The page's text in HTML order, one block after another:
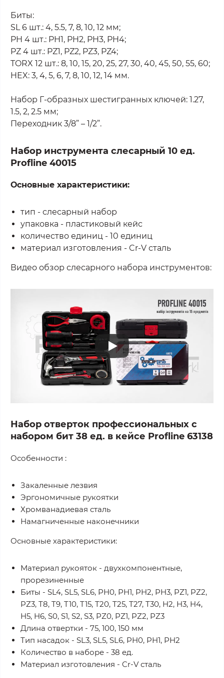
Биты:
SL 6 шт.: 4, 5.5, 7, 8, 10, 12 мм;
PH 4 шт.: PH1, PH2, PH3, PH4;
PZ 4 шт.: PZ1, PZ2, PZ3, PZ4;
TORX 12 шт.: 8, 10, 15, 20, 25, 27, 30, 40, 45, 50, 55, 60;
HEX: 3, 4, 5, 6, 7, 8, 10, 12, 14 мм.
Набор Г-образных шестигранных ключей: 1.27,
1.5, 2, 2.5 мм;
Переходник 3/8” – 1/2”.
Набор инструмента слесарный 10 ед.
Profline 40015
Основные характеристики:
тип - слесарный набор
упаковка - пластиковый кейс
количество единиц - 10 единиц
материал изготовления - Cr-V сталь
Видео обзор слесарного набора инструментов:
Набор отверток профессиональных с
набором бит 38 ед. в кейсе Profline 63138
Особенности :
Закаленные лезвия
Эргономичные рукоятки
Хромванадиевая сталь
Намагниченные наконечники
Основные характеристики:
Материал рукояток - двухкомпонентные,
прорезиненные
Биты - SL4, SL5, SL6, PH0, PH1, PH2, PH3, PZ1, PZ2,
PZ3, T8, T9, T10, T15, T20, T25, T27, T30, H2, H3, H4,
H5, H6, S0, S1, S2, S3, PZ0, PZ1, PZ2, PZ3
Длина отвертки - 75, 100, 150 мм
Тип насадок - SL3, SL5, SL6, PH0, PH1, PH2
Количество в наборе - 38 ед.
Материал изготовления - Cr-V сталь